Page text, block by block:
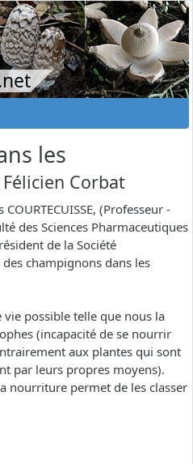
les
Félicien Corbat
(Professeur -
des Sciences Pharmaceutiques
de la Société
champignons dans les
vie possible telle que nous la
(incapacité de se nourrir
aux plantes qui sont
par leurs propres moyens).
nourriture permet de les classer